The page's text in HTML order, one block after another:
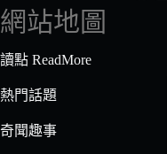
符
合
條
的
果
網站地圖
讀點 ReadMore
熱門話題
奇聞趣事